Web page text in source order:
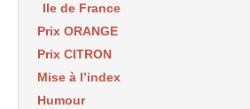
Ile de France
Prix ORANGE
Prix CITRON
Mise à l’index
Humour